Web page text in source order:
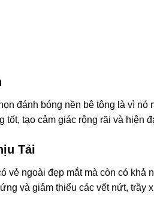
đánh bóng nền bê tông là vì nó
tạo cảm giác rộng rãi và hiện
Tải
vẻ ngoài đẹp mắt mà còn có khả
và giảm thiểu các vết nứt, trầy